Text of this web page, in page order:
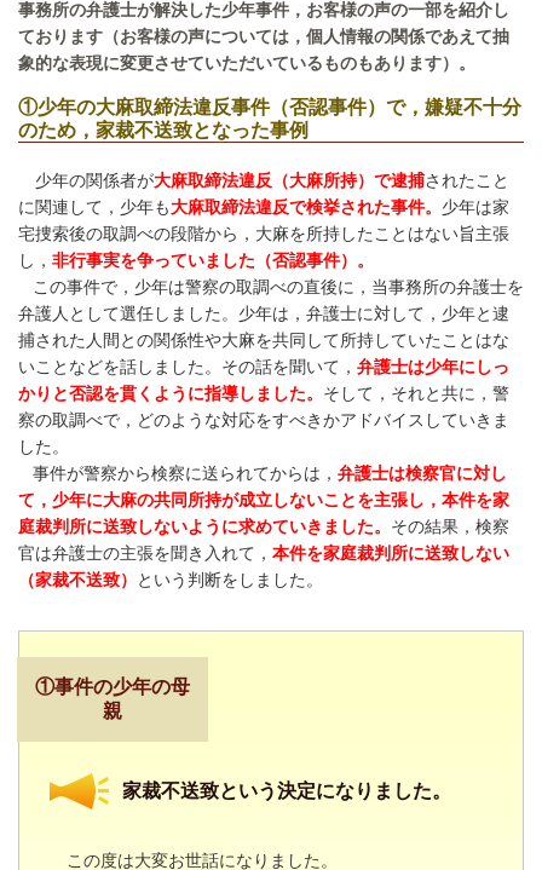
事務所の弁護士が解決した少年事件，お客様の声の一部を紹介し
ております（お客様の声については，個人情報の関係であえて抽
象的な表現に変更させていただいているものもあります）。
①少年の大麻取締法違反事件（否認事件）で，嫌疑不十分
のため，家裁不送致となった事例
少年の関係者が大麻取締法違反（大麻所持）で逮捕されたこと
に関連して，少年も大麻取締法違反で検挙された事件。 少年は家
宅捜索後の取調べの段階から，大麻を所持したことはない旨主張
し， 非行事実を争っていました（否認事件）。
この事件で，少年は警察の取調べの直後に，当事務所の弁護士を
弁護人として選任しました。少年は，弁護士に対して，少年と逮
捕された人間との関係性や大麻を共同して所持していたことはな
いことなどを話しました。その話を聞いて， 弁護士は少年にしっ
かりと否認を貫くように指導しました。 そして，それと共に，警
察の取調べで，どのような対応をすべきかアドバイスしていきま
した。
事件が警察から検察に送られてからは， 弁護士は検察官に対し
て，少年に大麻の共同所持が成立しないことを主張し，本件を家
庭裁判所に送致しないように求めていきました。 その結果，検察
官は弁護士の主張を聞き入れて， 本件を家庭裁判所に送致しない
（家裁不送致）
という判断をしました。
①事件の少年の母
親
家裁不送致という決定になりました。
この度は大変お世話になりました。